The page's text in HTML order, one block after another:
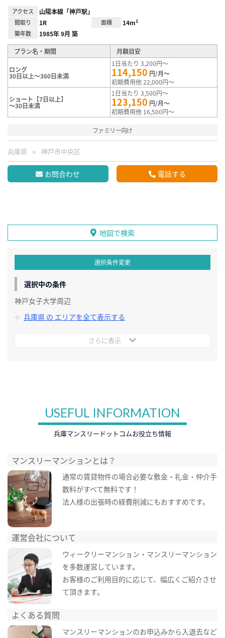
アクセス 山陽本線「神戸駅」
間取り 1R 面積 14m²
築年数 1985年 9月 築
プラン名・期間 月額目安
ロング
30日以上～360日未満
1日当たり 3,200円～
114,150 円/月～
初期費用他 22,000円～
ショート【7日以上】
～30日未満
1日当たり 3,500円～
123,150 円/月～
初期費用他 16,500円～
ファミリー向け
兵庫県 神戸市中央区
お問合わせ 電話する
地図で検索
選択条件変更
選択中の条件
神戸女子大学周辺
兵庫県 の エリアを全て表示する
さらに表示
USEFUL INFORMATION
兵庫マンスリードットコムお役立ち情報
マンスリーマンションとは？
通常の賃貸物件の場合必要な敷金・礼金・仲介手
数料がすべて無料です！
法人様の出張時の経費削減にもおすすめです。
運営会社について
ウィークリーマンション・マンスリーマンション
を多数運営しています。
お客様のご利用目的に応じて、幅広くご紹介させ
て頂きます。
よくある質問
マンスリーマンションのお申込みから入退去など